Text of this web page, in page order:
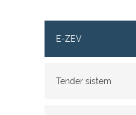
E-ZEV
Tender sistem